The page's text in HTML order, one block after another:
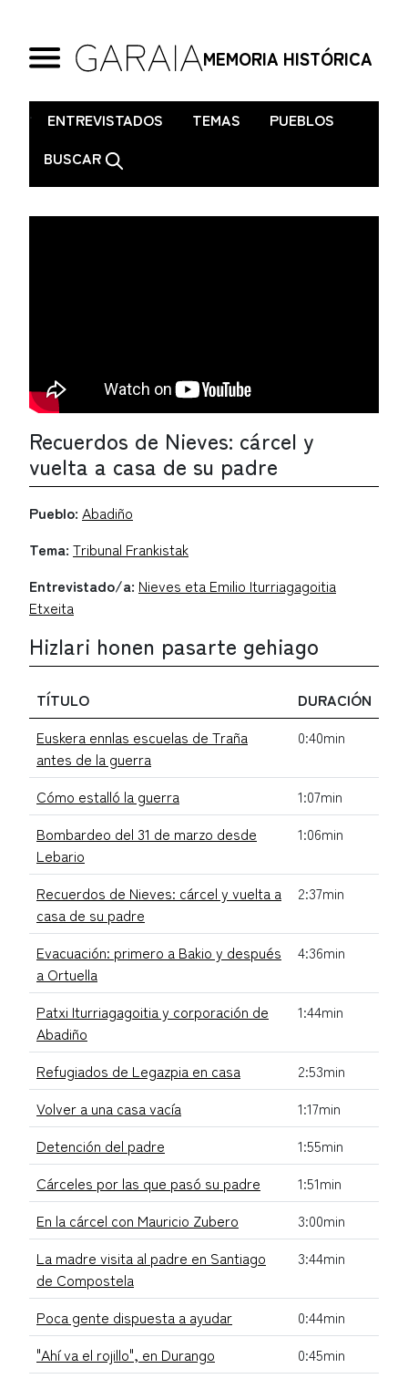
MEMORIA HISTÓRICA
. ENTREVISTADOS TEMAS
PUEBLOS
BUSCAR
Recuerdos de Nieves: cárcel y
vuelta a casa de su padre
Pueblo: Abadiño
Tema: Tribunal Frankistak
Entrevistado/a: Nieves eta Emilio Iturriagagoitia
Etxeita
Hizlari honen pasarte gehiago
TÍTULO
DURACIÓN
Euskera ennlas escuelas de Traña
antes de la guerra
0:40min
Cómo estalló la guerra
1:07min
Bombardeo del 31 de marzo desde
Lebario
1:06min
Recuerdos de Nieves: cárcel y vuelta a
casa de su padre
2:37min
Evacuación: primero a Bakio y después
a Ortuella
4:36min
Patxi Iturriagagoitia y corporación de
Abadiño
1:44min
Refugiados de Legazpia en casa
2:53min
Volver a una casa vacía
1:17min
Detención del padre
1:55min
Cárceles por las que pasó su padre
1:51min
En la cárcel con Mauricio Zubero
3:00min
La madre visita al padre en Santiago
de Compostela
3:44min
Poca gente dispuesta a ayudar
0:44min
"Ahí va el rojillo", en Durango
0:45min